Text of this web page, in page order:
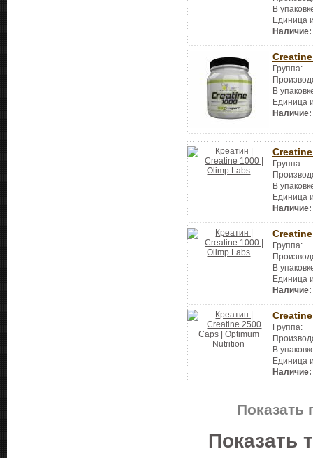
В
Единица
Наличие:
Группа:
В
Единица
Наличие:
Группа:
В
Единица
Наличие:
Группа:
В
Единица
Наличие:
Группа:
В
Единица
Наличие:
Показать
Показать